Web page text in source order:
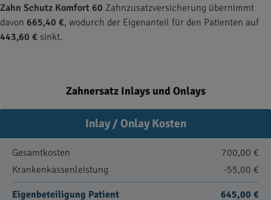
Zahn Schutz Komfort 60 Zahnzusatzversicherung übernimmt
davon 665,40 €, wodurch der Eigenanteil für den Patienten auf
443,60 € sinkt.
Zahnersatz Inlays und Onlays
Inlay / Onlay Kosten
Gesamtkosten
700,00 €
Krankenkassenleistung
-55,00 €
Eigenbeteiligung Patient 645,00 €